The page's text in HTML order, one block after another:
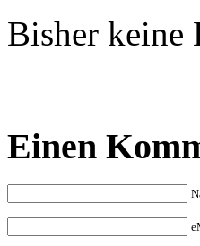
Bisher keine
Einen